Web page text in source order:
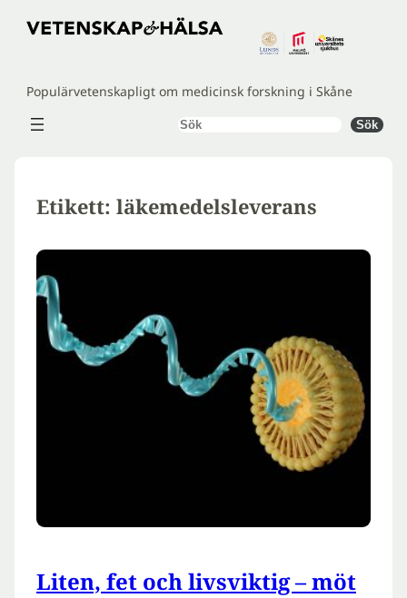
Hoppa
Populärvetenskapligt om medicinsk forskning i Skåne
Sök Sök
Etikett: läkemedelsleverans
Liten, fet och livsviktig – möt